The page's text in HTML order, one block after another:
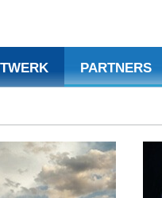
PARTNERS